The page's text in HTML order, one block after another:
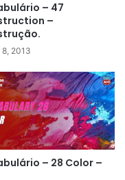
– 47
–
2013
– 28 Color –